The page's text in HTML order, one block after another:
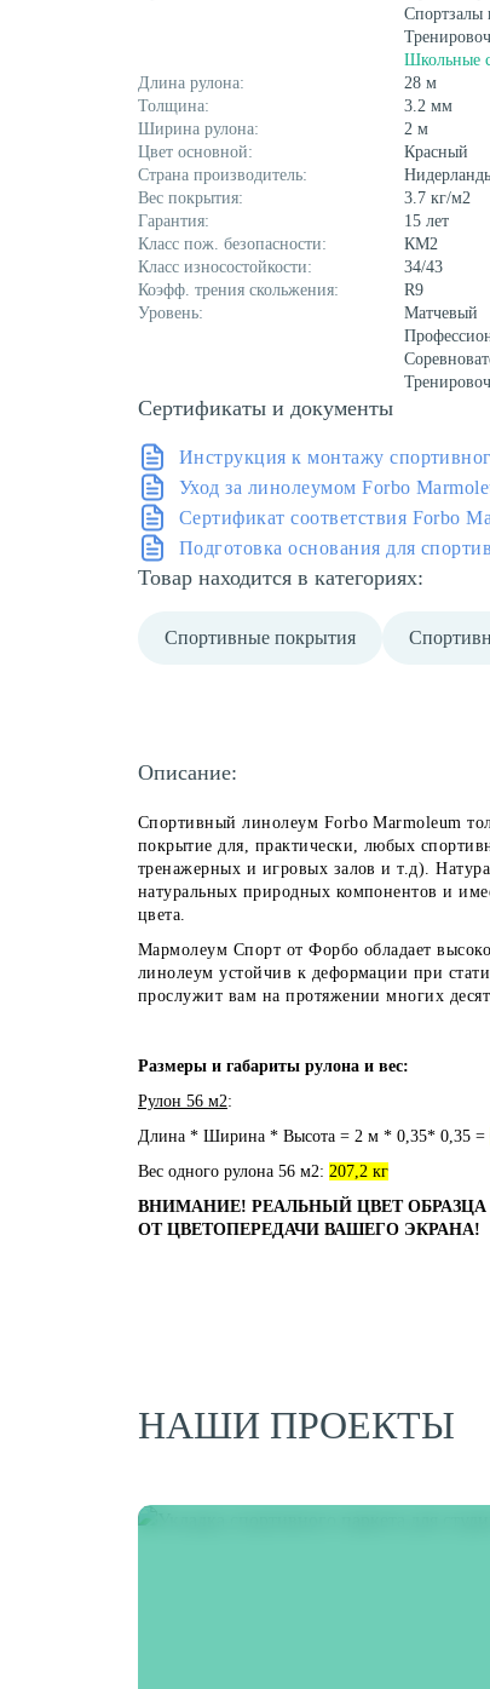
Спортзалы
Школьные
Длина рулона:
28 м
Толщина:
3.2 мм
Ширина рулона:
2 м
Цвет основной:
Красный
Страна производитель:
Вес покрытия:
3.7 кг/м2
Гарантия:
15 лет
Класс пож. безопасности:
КМ2
Класс износостойкости:
34/43
Коэфф. трения скольжения:
R9
Уровень:
Матчевый
Сертификаты и документы
Инструкция к монтажу
Уход за линолеумом Forbo
Сертификат соответствия Forbo
Подготовка основания для
Товар находится в категориях:
Спортивные покрытия
Описание:
Спортивный линолеум Forbo Marmoleum
покрытие для, практически, любых
тренажерных и игровых залов и т.д).
натуральных природных компонентов и
цвета.
Мармолеум Спорт от Форбо обладает
линолеум устойчив к деформации при
прослужит вам на протяжении многих
Размеры и габариты рулона и вес:
Рулон 56 м2:
Длина * Ширина * Высота = 2 м * 0,35* 0,35 =
Вес одного рулона 56 м2: 207,2 кг
ВНИМАНИЕ! РЕАЛЬНЫЙ ЦВЕТ
ОТ ЦВЕТОПЕРЕДАЧИ ВАШЕГО ЭКРАНА!
НАШИ ПРОЕКТЫ